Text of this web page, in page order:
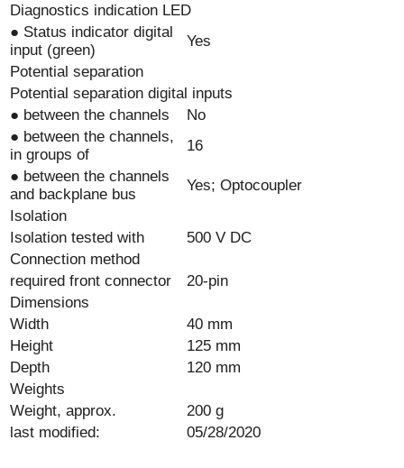
Diagnostics indication LED
● Status indicator digital
input (green)
Yes
Potential separation
Potential separation digital inputs
● between the channels
No
● between the channels,
in groups of
16
● between the channels
and backplane bus
Yes; Optocoupler
Isolation
Isolation tested with
500 V DC
Connection method
required front connector
20-pin
Dimensions
Width
40 mm
Height
125 mm
Depth
120 mm
Weights
Weight, approx.
200 g
last modified:
05/28/2020